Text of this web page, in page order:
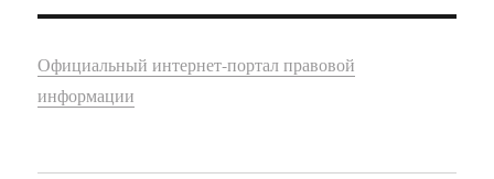
Официальный интернет-портал правовой
информации